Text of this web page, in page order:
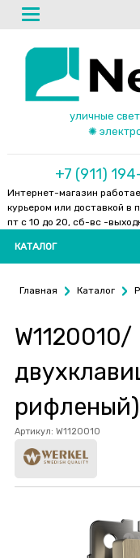
уличные
✺
+7 (911)
Интернет-магазин
курьером или доставкой в
пт с 10 до 20, сб-вс -
КАТАЛОГ
Главная Каталог
рифленый)
Артикул: W1120010